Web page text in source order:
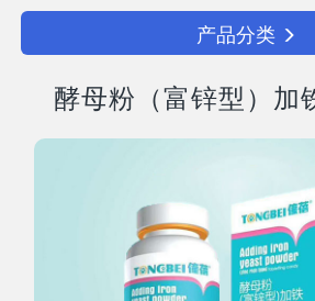
产品分类
酵母粉（富锌型）加